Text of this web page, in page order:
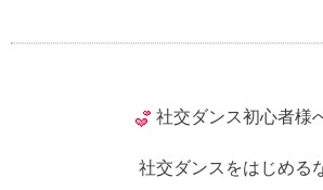
社交ダンス初心者様
社交ダンスをはじめる